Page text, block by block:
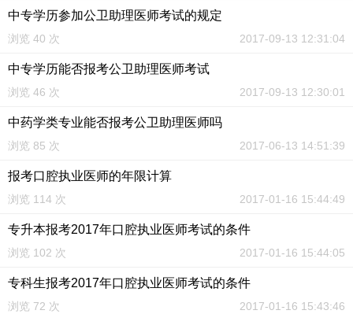
中专学历参加公卫助理医师考试的规定
浏览 40 次 2017-09-13 12:31:04
中专学历能否报考公卫助理医师考试
浏览 46 次 2017-09-13 12:30:01
中药学类专业能否报考公卫助理医师吗
浏览 85 次 2017-06-13 14:51:39
报考口腔执业医师的年限计算
浏览 114 次 2017-01-16 15:44:49
专升本报考2017年口腔执业医师考试的条件
浏览 102 次 2017-01-16 15:44:05
专科生报考2017年口腔执业医师考试的条件
浏览 72 次 2017-01-16 15:43:46